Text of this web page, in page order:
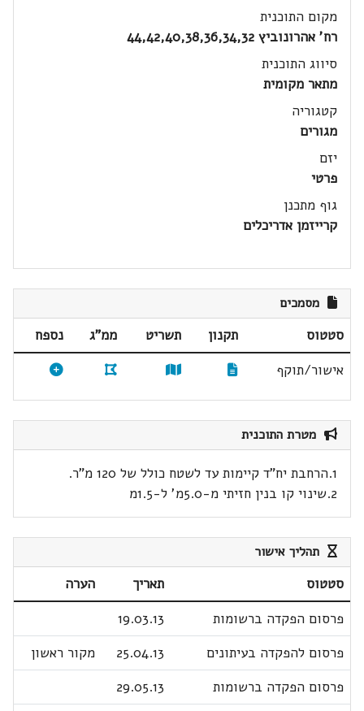
מקום התוכנית
רח' אהרונוביץ 44,42,40,38,36,34,32
סיווג התוכנית
מתאר מקומית
קטגוריה
מגורים
יזם
פרטי
גוף מתכנן
קרייזמן אדריכלים
מסמכים
סטטוס תקנון תשריט ממ"ג
נספח
אישור/תוקף
מטרת התוכנית
1.הרחבת יח"ד קיימות עד לשטח כולל של 120 מ"ר.
2.שינוי קו בנין חזיתי מ-5.0מ' ל-1.5מ
תהליך אישור
סטטוס תאריך
הערה
פרסום הפקדה ברשומות
19.03.13
פרסום להפקדה בעיתונים
25.04.13
מקור ראשון
פרסום הפקדה ברשומות
29.05.13